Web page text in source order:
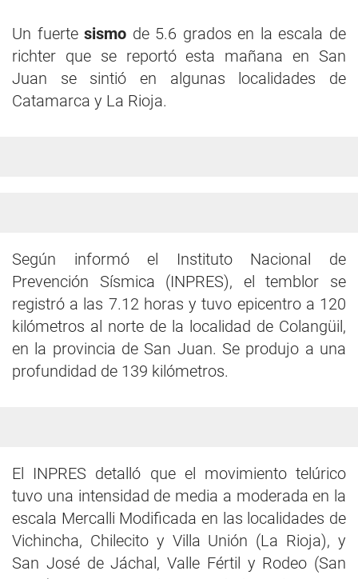
Un fuertesismo de 5.6 grados en la escala de
richter que se reportó esta mañana en San
Juan se sintió en algunas localidades de
Catamarca y La Rioja.
Según informó el Instituto Nacional de
Prevención Sísmica (INPRES), el temblor se
registró a las 7.12 horas y tuvo epicentro a 120
kilómetros al norte de la localidad de Colangüil,
en la provincia de San Juan. Se produjo a una
profundidad de 139 kilómetros.
El INPRES detalló que el movimiento telúrico
tuvo una intensidad de media a moderada en la
escala Mercalli Modificada en las localidades de
Vichincha, Chilecito y Villa Unión (La Rioja), y
San José de Jáchal, Valle Fértil y Rodeo (San